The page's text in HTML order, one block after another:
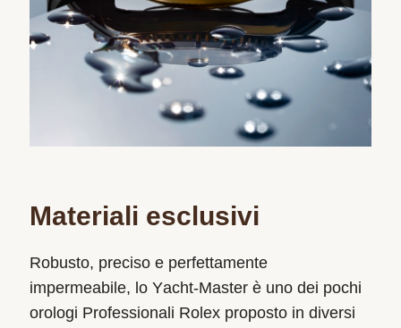
Materiali esclusivi
Robusto, preciso e perfettamente
impermeabile, lo Yacht‑Master è uno dei pochi
orologi Professionali Rolex proposto in diversi